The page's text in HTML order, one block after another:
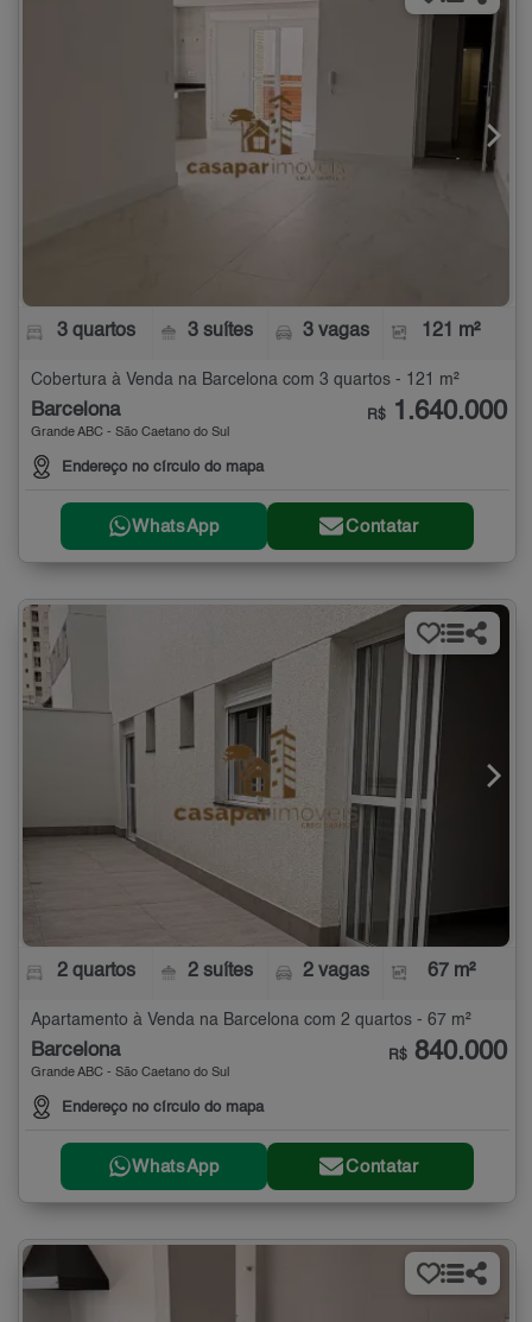
3 quartos 3 suítes 3 vagas 121 m²
Cobertura à Venda na Barcelona com 3 quartos - 121 m²
Barcelona
Grande ABC - São Caetano do Sul
Endereço no círculo do mapa
R$ 1.640.000
WhatsApp Contatar
2 quartos 2 suítes 2 vagas 67 m²
Apartamento à Venda na Barcelona com 2 quartos - 67 m²
Barcelona
Grande ABC - São Caetano do Sul
Endereço no círculo do mapa
R$ 840.000
WhatsApp Contatar